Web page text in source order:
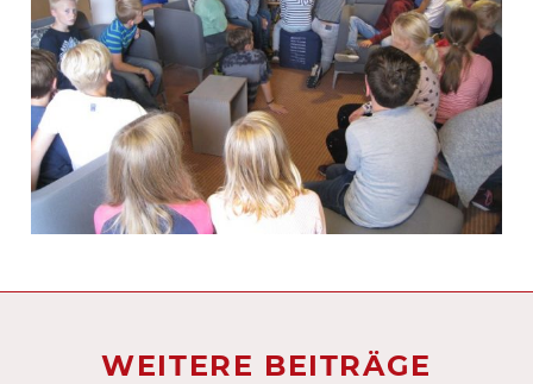
WEITERE BEITRÄGE